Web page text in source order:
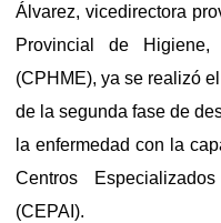
Álvarez, vicedirectora
Provincial de Higiene,
(CPHME), ya se realizó
de la segunda fase de
la enfermedad con la
Centros
(CEPAI).